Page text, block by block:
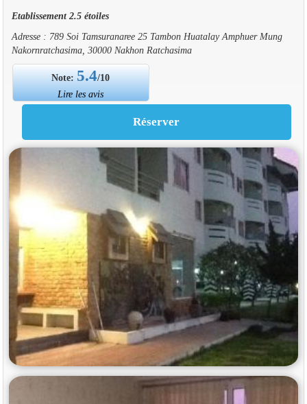
Etablissement 2.5 étoiles
Adresse : 789 Soi Tamsuranaree 25 Tambon Huatalay Amphuer Mung
Nakornratchasima, 30000 Nakhon Ratchasima
Note:5.4/10
Lire les avis